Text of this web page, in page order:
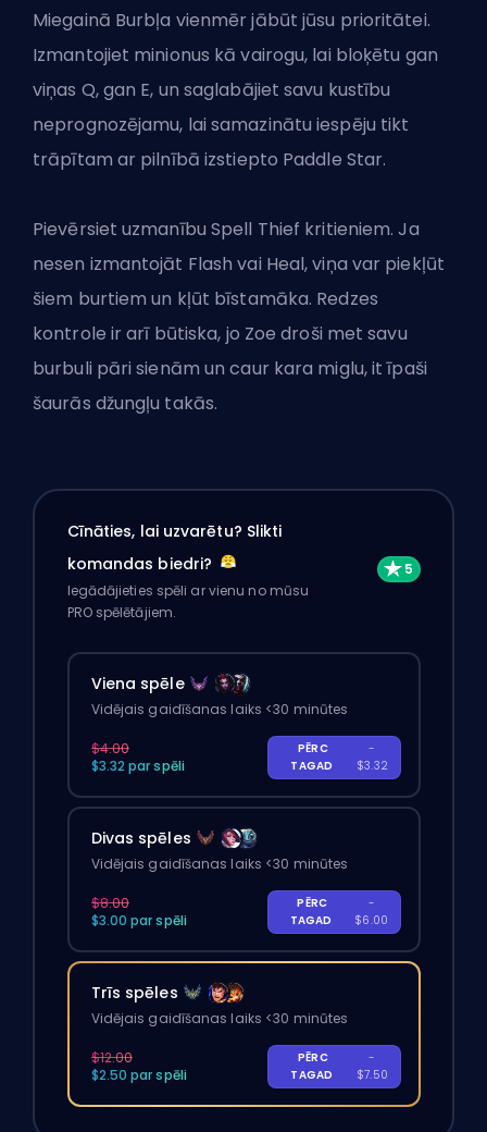
Miegainā Burbļa vienmēr jābūt jūsu prioritātei.
Izmantojiet minionus kā vairogu, lai bloķētu gan
viņas Q, gan E, un saglabājiet savu kustību
neprognozējamu, lai samazinātu iespēju tikt
trāpītam ar pilnībā izstiepto Paddle Star.
Pievērsiet uzmanību Spell Thief kritieniem. Ja
nesen izmantojāt Flash vai Heal, viņa var piekļūt
šiem burtiem un kļūt bīstamāka. Redzes
kontrole ir arī būtiska, jo Zoe droši met savu
burbuli pāri sienām un caur kara miglu, it īpaši
šaurās džungļu takās.
Cīnāties, lai uzvarētu? Slikti
komandas biedri?
Iegādājieties spēli ar vienu no mūsu
PRO spēlētājiem.
Viena spēle
Vidējais gaidīšanas laiks <30 minūtes
$4.00
$3.32 par spēli
PĒRC
TAGAD
-
$3.32
Divas spēles
Vidējais gaidīšanas laiks <30 minūtes
$8.00
$3.00 par spēli
PĒRC
TAGAD
-
$6.00
Trīs spēles
Vidējais gaidīšanas laiks <30 minūtes
$12.00
$2.50 par spēli
PĒRC
TAGAD
-
$7.50